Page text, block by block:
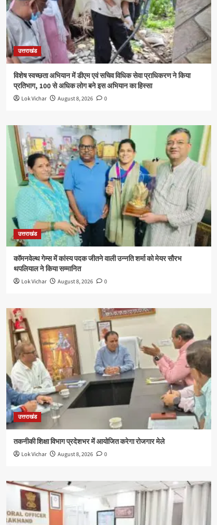
उत्तराखंड
विशेष स्वच्छता अभियान में डीएम एवं सचिव विधिक सेवा प्राधिकरण ने किया
प्रतिभाग, 100 से अधिक लोग बने इस अभियान का हिस्सा
Lok Vichar August 8, 2026 0
उत्तराखंड
कॉमनवेल्थ गेम्स में कांस्य पदक जीतने वाली उन्नति शर्मा को मेयर सौरभ
थपलियाल ने किया सम्मानित
Lok Vichar August 8, 2026 0
उत्तराखंड
तकनीकी शिक्षा विभाग प्रदेशभर में आयोजित करेगा रोजगार मेले
Lok Vichar August 8, 2026 0